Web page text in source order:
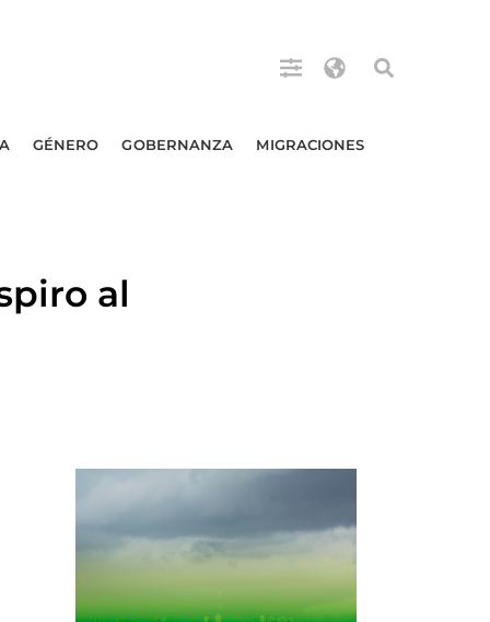
GÉNERO GOBERNANZA MIGRACIONES
al